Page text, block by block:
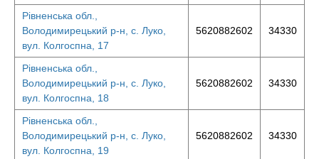
Рівненська обл.,
Володимирецький р-н, с. Луко,
вул. Колгоспна, 17
5620882602 34330
Рівненська обл.,
Володимирецький р-н, с. Луко,
вул. Колгоспна, 18
5620882602 34330
Рівненська обл.,
Володимирецький р-н, с. Луко,
вул. Колгоспна, 19
5620882602 34330